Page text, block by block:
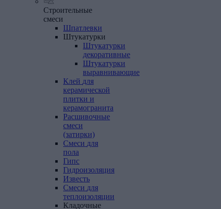
Строительные
смеси
Шпатлевки
Штукатурки
Штукатурки
декоративные
Штукатурки
выравнивающие
Клей для
керамической
плитки и
керамогранита
Расшивочные
смеси
(затирки)
Смеси для
пола
Гипс
Гидроизоляция
Известь
Смеси для
теплоизоляции
Кладочные